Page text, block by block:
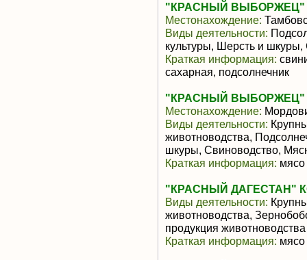
"КРАСНЫЙ ВЫБОРЖЕЦ"
Местонахождение:
Виды деятельности:
культуры, Шерсть и шкуры,
Краткая информация:
сахарная, подсолнечник
"КРАСНЫЙ ВЫБОРЖЕЦ"
Местонахождение:
Виды деятельности:
животноводства,
шкуры, Свиноводство,
Краткая информация: мясо
"КРАСНЫЙ ДАГЕСТАН"
Виды деятельности:
животноводства,
продукция животноводства
Краткая информация: мясо